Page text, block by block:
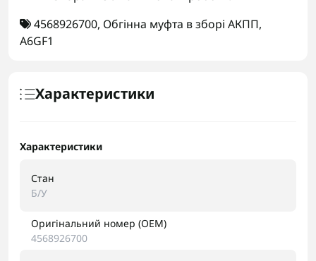
4568926700, Обгінна муфта в зборі АКПП,
A6GF1
Характеристики
Характеристики
Стан
Б/У
Оригінальний номер (OEM)
4568926700